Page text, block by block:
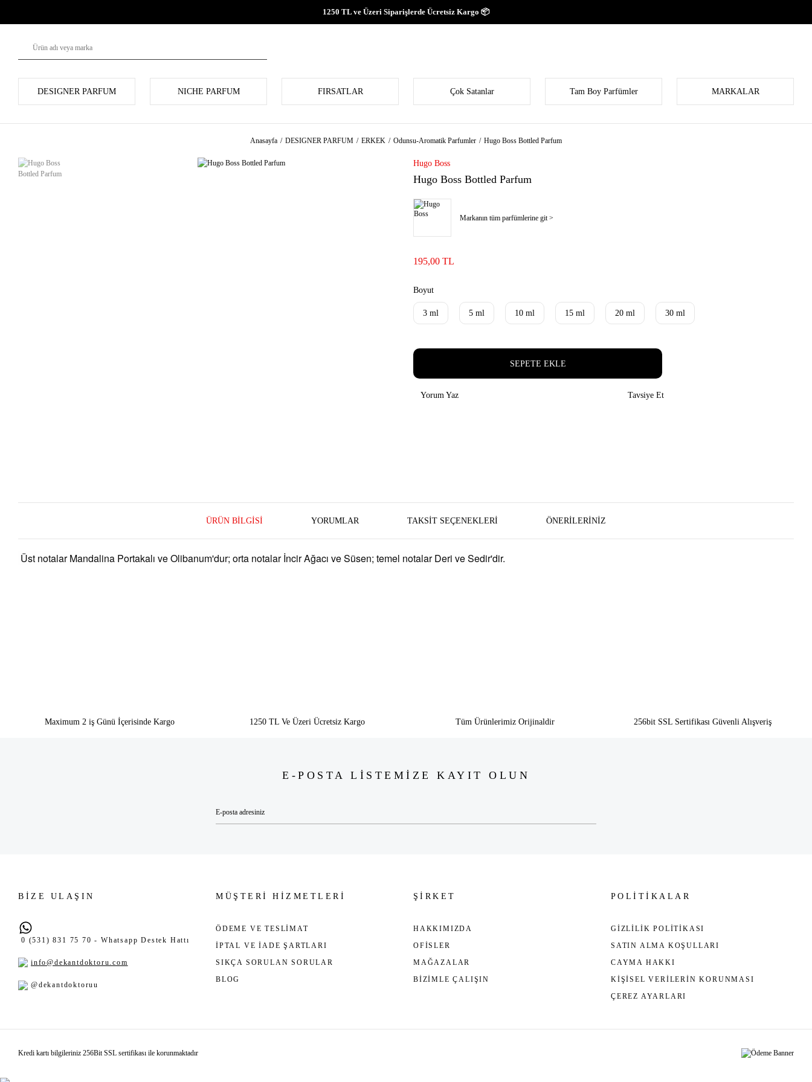
1250 TL ve Üzeri Siparişlerde Ücretsiz Kargo 📦
DESIGNER PARFUM NICHE PARFUM FIRSATLAR Çok Satanlar Tam Boy Parfümler MARKALAR
Anasayfa DESIGNER PARFUM ERKEK Odunsu-Aromatik Parfumler Hugo Boss Bottled Parfum
Hugo Boss
Hugo Boss Bottled Parfum
Markanın tüm parfümlerine git >
195,00 TL
Boyut
3 ml 5 ml 10 ml 15 ml 20 ml 30 ml
SEPETE EKLE
Yorum Yaz Tavsiye Et
ÜRÜN BILGISI YORUMLAR TAKSIT SEÇENEKLERI ÖNERILERINIZ
Üst notalar Mandalina Portakalı ve Olibanum'dur; orta notalar İncir Ağacı ve Süsen; temel notalar Deri ve Sedir'dir.
Maximum 2 iş Günü İçerisinde Kargo 1250 TL Ve Üzeri Ücretsiz Kargo Tüm Ürünlerimiz Orijinaldir 256bit SSL Sertifikası Güvenli Alışveriş
E-POSTA LİSTEMİZE KAYIT OLUN
BİZE ULAŞIN
0 (531) 831 75 70 - Whatsapp Destek Hattı
info@dekantdoktoru.com
@dekantdoktoruu
MÜŞTERİ HİZMETLERİ
ÖDEME VE TESLİMAT
İPTAL VE İADE ŞARTLARI
SIKÇA SORULAN SORULAR
BLOG
ŞİRKET
HAKKIMIZDA
OFİSLER
MAĞAZALAR
BİZİMLE ÇALIŞIN
POLİTİKALAR
GİZLİLİK POLİTİKASI
SATIN ALMA KOŞULLARI
CAYMA HAKKI
KİŞİSEL VERİLERİN KORUNMASI
ÇEREZ AYARLARI
Kredi kartı bilgileriniz 256Bit SSL sertifikası ile korunmaktadır